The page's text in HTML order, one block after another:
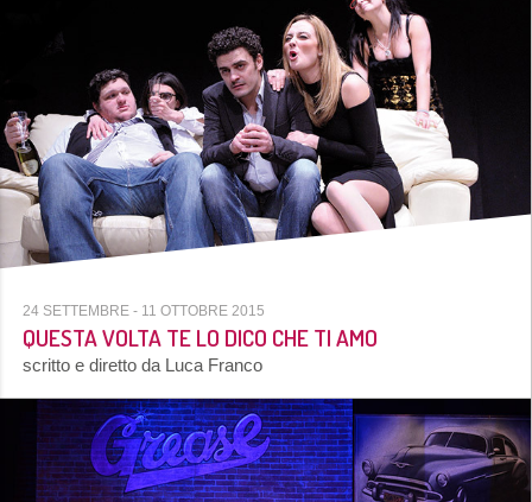
24 SETTEMBRE - 11 OTTOBRE 2015
QUESTA VOLTA TE LO DICO CHE TI AMO
scritto e diretto da Luca Franco
ISCRIVITI